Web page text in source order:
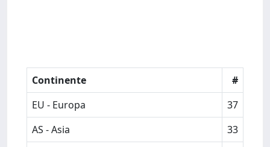
Continente
#
EU - Europa
37
AS - Asia
33